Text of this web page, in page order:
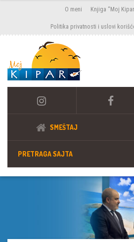
O meni Knjiga “Moj
Politika privatnosti i uslovi
SMEŠTAJ